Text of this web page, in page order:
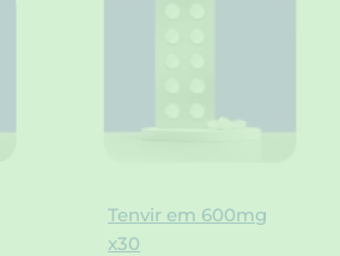
Tenvir em 600mg
x30